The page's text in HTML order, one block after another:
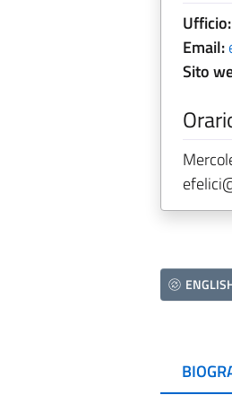
Ufficio:
Email:
Sito